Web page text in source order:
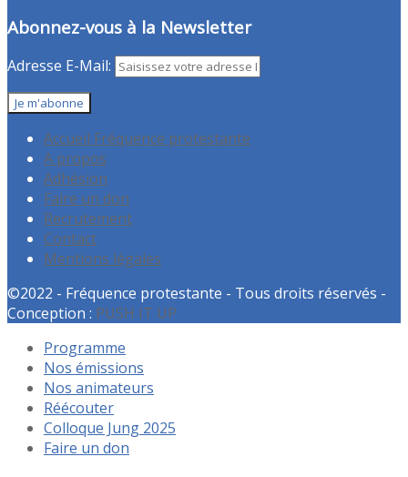
Abonnez-vous à la Newsletter
Adresse E-Mail:
Accueil Fréquence protestante
A propos
Adhésion
Faire un don
Recrutement
Contact
Mentions légales
©2022 - Fréquence protestante - Tous droits réservés -
Conception : PUSH IT UP
Programme
Nos émissions
Nos animateurs
Réécouter
Colloque Jung 2025
Faire un don